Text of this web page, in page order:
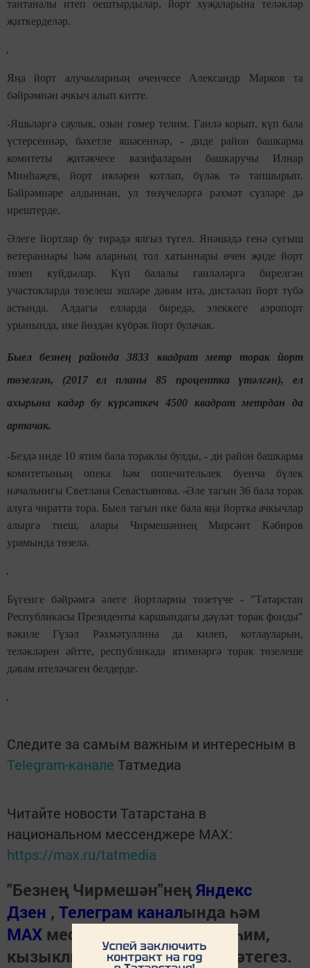
тантаналы итеп оештырдылар, йорт хуҗаларына теләкләр
җиткерделәр.
Яңа йорт алучыларның өченчесе Александр Марков та
бәйрәмнән ачкыч алып китте.
-Яшьләргә саулык, озын гомер телим. Гаилә корып, күп бала
үстерсеннәр, бәхетле яшәсеннәр, - диде район башкарма
комитеты җитәкчесе вазифаларын башкаручы Илнар
Минһаҗев, йорт ияләрен котлап, бүләк тә тапшырып.
Бәйрәмнәре алдыннан, ул төзүчеләргә рәхмәт сүзләре дә
ирештерде.
Әлеге йортлар бу тирәдә ялгыз түгел. Янәшәдә генә сугыш
ветераннары һәм аларның тол хатыннары өчен җиде йорт
төзеп куйдылар. Күп балалы гаиләләргә бирелгән
участокларда төзелеш эшләре дәвам итә, дистәләп йорт түбә
астында. Алдагы елларда биредә, элеккеге аэропорт
урынында, ике йөздән күбрәк йорт булачак.
Быел безнең районда 3833 квадрат метр торак йорт
төзелгән, (2017 ел планы 85 процентка үтәлгән), ел
ахырына кадәр бу күрсәткеч 4500 квадрат метрдан да
артачак.
-Бездә инде 10 ятим бала тораклы булды, - ди район башкарма
комитетының опека һәм попечительлек буенча бүлек
начальнигы Светлана Севастьянова. -Әле тагын 36 бала торак
алуга чиратта тора. Быел тагын ике бала яңа йортка ачкычлар
алырга тиеш, алары Чирмешәннең Мирсәит Кәбиров
урамында төзелә.
Бүгенге бәйрәмгә әлеге йортларны төзетүче - "Татарстан
Республикасы Президенты каршындагы дәүләт торак фонды"
вәкиле Гүзәл Рәхмәтуллина да килеп, котлауларын,
теләкләрен әйтте, республикада ятимнәргә торак төзелеше
дәвам ителәчәген белдерде.
Следите за самым важным и интересным в
Telegram-канале Татмедиа
Читайте новости Татарстана в
национальном мессенджере MАХ:
https://max.ru/tatmedia
"Безнең Чирмешән"неңЯндекс
Дзен , Телеграм каналында һәм
МАХ мессенджеренда иң мөһим,
кызыклы вакыйгаларны күзәтегез.